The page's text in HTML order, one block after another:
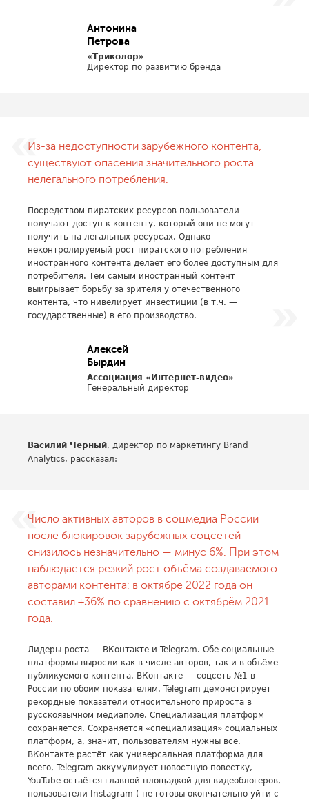
Антонина
Петрова
«Триколор»
Директор по развитию бренда
Из-за недоступности зарубежного контента,
существуют опасения значительного роста
нелегального потребления.
Посредством пиратских ресурсов пользователи
получают доступ к контенту, который они не могут
получить на легальных ресурсах. Однако
неконтролируемый рост пиратского потребления
иностранного контента делает его более доступным для
потребителя. Тем самым иностранный контент
выигрывает борьбу за зрителя у отечественного
контента, что нивелирует инвестиции (в т.ч. —
государственные) в его производство.
Алексей
Бырдин
Ассоциация «Интернет-видео»
Генеральный директор
Василий Черный, директор по маркетингу Brand
Analytics, рассказал:
Число активных авторов в соцмедиа России
после блокировок зарубежных соцсетей
снизилось незначительно — минус 6%. При этом
наблюдается резкий рост объёма создаваемого
авторами контента: в октябре 2022 года он
составил +36% по сравнению с октябрём 2021
года.
Лидеры роста — ВКонтакте и Telegram. Обе социальные
платформы выросли как в числе авторов, так и в объёме
публикуемого контента. ВКонтакте — соцсеть №1 в
России по обоим показателям. Telegram демонстрирует
рекордные показатели относительного прироста в
русскоязычном медиаполе. Специализация платформ
сохраняется. Сохраняется «специализация» социальных
платформ, а, значит, пользователям нужны все.
ВКонтакте растёт как универсальная платформа для
всего, Telegram аккумулирует новостную повестку,
YouTube остаётся главной площадкой для видеоблогеров,
пользователи Instagram ( не готовы окончательно уйти с